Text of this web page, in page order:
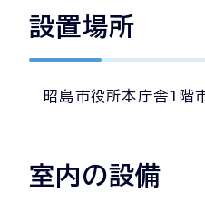
設置場所
昭島市役所本庁舎1階
室内の設備